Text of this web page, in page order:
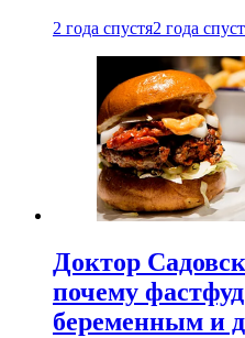
2 года спустя2 года
Доктор
почему
беременным и